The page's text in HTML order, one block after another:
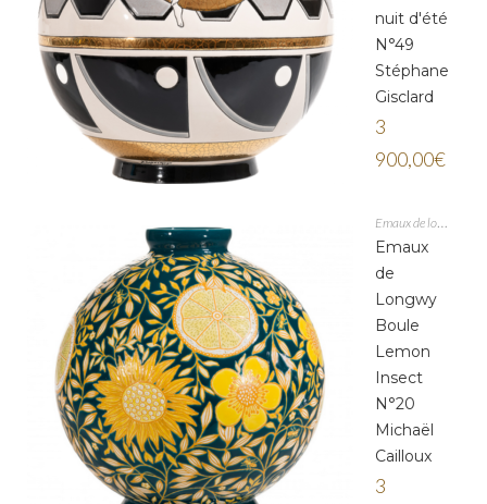
nuit d'été
N°49
Stéphane
Gisclard
3
900,00€
Emaux
de
Longwy
Boule
Lemon
Insect
N°20
Michaël
Cailloux
3